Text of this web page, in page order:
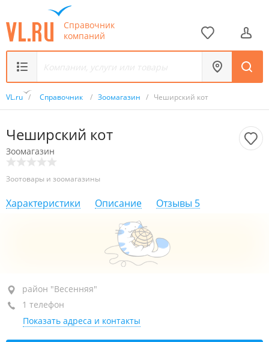
Справочник
компаний
VL.ru / Справочник / Зоомагазин / Чеширский кот
Чеширский кот
Зоомагазин
Зоотовары и зоомагазины
Характеристики Описание Отзывы 5
район "Весенняя", ул. Пригородная 4-я, 5
+7 908 992-77-15
открыто: 09:00–18:00
район "Весенняя"
1 телефон
Показать адреса и контакты